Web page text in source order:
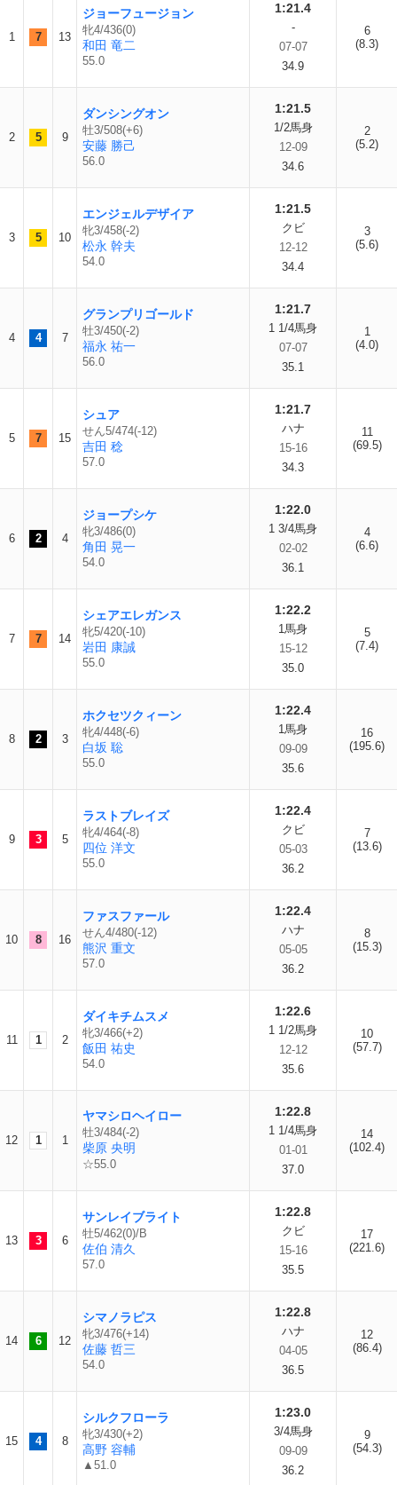
1 7 13
ジョーフュージョン
牝4/436(0)
和田 竜二
55.0
1:21.4
-
07-07
34.9
6
(8.3)
2 5 9
ダンシングオン
牡3/508(+6)
安藤 勝己
56.0
1:21.5
1/2馬身
12-09
34.6
2
(5.2)
3 5 10
エンジェルデザイア
牝3/458(-2)
松永 幹夫
54.0
1:21.5
クビ
12-12
34.4
3
(5.6)
4 4 7
グランプリゴールド
牡3/450(-2)
福永 祐一
56.0
1:21.7
1 1/4馬身
07-07
35.1
1
(4.0)
5 7 15
シュア
せん5/474(-12)
吉田 稔
57.0
1:21.7
ハナ
15-16
34.3
11
(69.5)
6 2 4
ジョープシケ
牝3/486(0)
角田 晃一
54.0
1:22.0
1 3/4馬身
02-02
36.1
4
(6.6)
7 7 14
シェアエレガンス
牝5/420(-10)
岩田 康誠
55.0
1:22.2
1馬身
15-12
35.0
5
(7.4)
8 2 3
ホクセツクィーン
牝4/448(-6)
白坂 聡
55.0
1:22.4
1馬身
09-09
35.6
16
(195.6)
9 3 5
ラストブレイズ
牝4/464(-8)
四位 洋文
55.0
1:22.4
クビ
05-03
36.2
7
(13.6)
10 8 16
ファスファール
せん4/480(-12)
熊沢 重文
57.0
1:22.4
ハナ
05-05
36.2
8
(15.3)
11 1 2
ダイキチムスメ
牝3/466(+2)
飯田 祐史
54.0
1:22.6
1 1/2馬身
12-12
35.6
10
(57.7)
12 1 1
ヤマシロヘイロー
牡3/484(-2)
柴原 央明
☆55.0
1:22.8
1 1/4馬身
01-01
37.0
14
(102.4)
13 3 6
サンレイブライト
牡5/462(0)/B
佐伯 清久
57.0
1:22.8
クビ
15-16
35.5
17
(221.6)
14 6 12
シマノラピス
牝3/476(+14)
佐藤 哲三
54.0
1:22.8
ハナ
04-05
36.5
12
(86.4)
15 4 8
シルクフローラ
牝3/430(+2)
高野 容輔
▲51.0
1:23.0
3/4馬身
09-09
36.2
9
(54.3)